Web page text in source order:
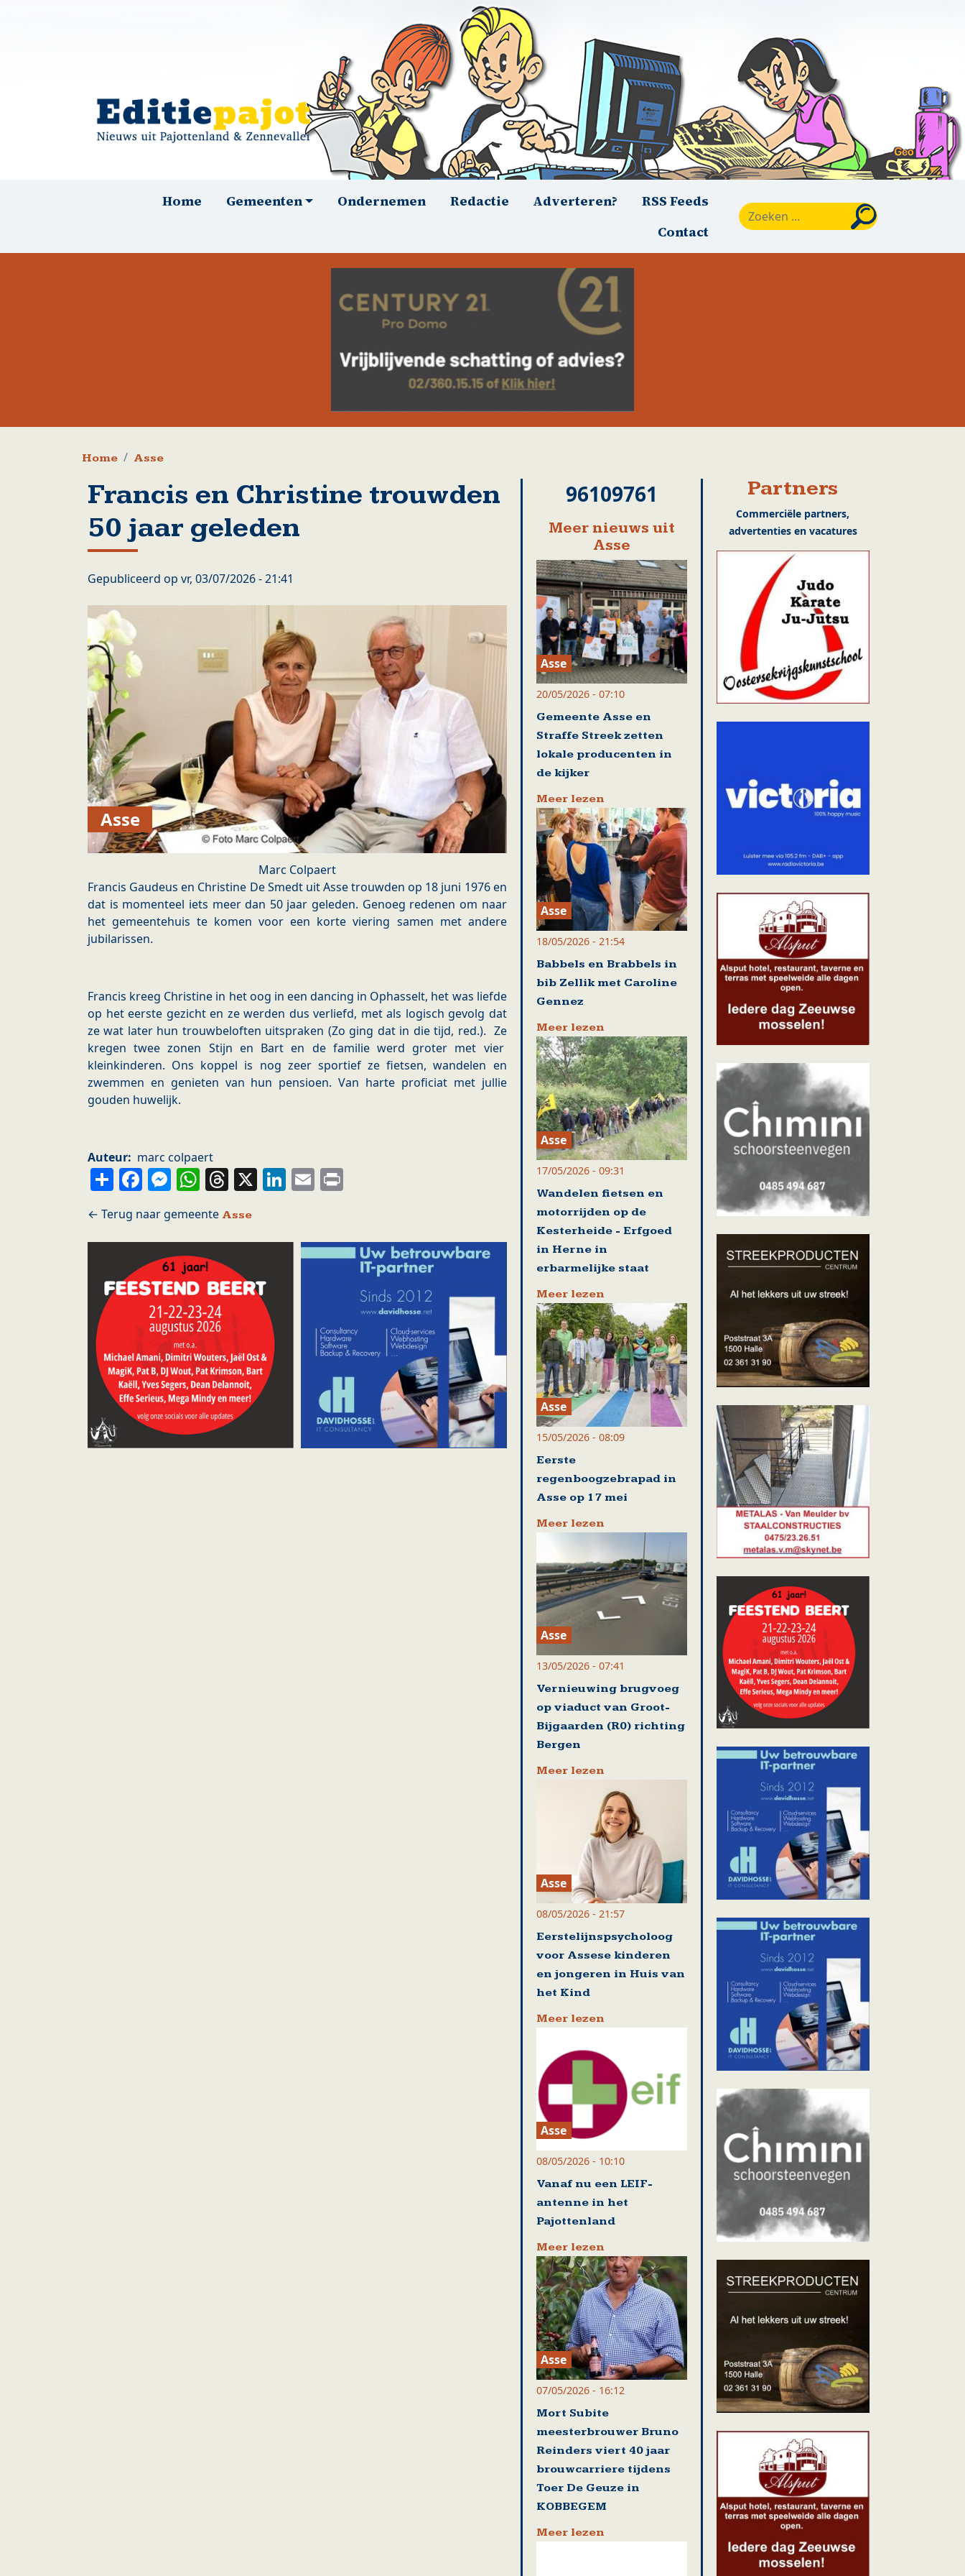
HoofdnavigatieHome Gemeenten Ondernemen Redactie Adverteren?
RSS Feeds
Contact
Kruimelpad
Home Asse
Francis en Christine trouwden
50 jaar geleden
Gepubliceerd op vr, 03/07/2026 - 21:41
Asse
Marc Colpaert
Francis Gaudeus en Christine De Smedt uit Asse trouwden op 18 juni 1976 en
dat is momenteel iets meer dan 50 jaar geleden. Genoeg redenen om naar
het gemeentehuis te komen voor een korte viering samen met andere
jubilarissen.
Francis kreeg Christine in het oog in een dancing in Ophasselt, het was liefde
op het eerste gezicht en ze werden dus verliefd, met als logisch gevolg dat
ze wat later hun trouwbeloften uitspraken (Zo ging dat in die tijd, red.). Ze
kregen twee zonen Stijn en Bart en de familie werd groter met vier
kleinkinderen. Ons koppel is nog zeer sportief ze fietsen, wandelen en
zwemmen en genieten van hun pensioen. Van harte proficiat met jullie
gouden huwelijk.
Auteur marc colpaert
ShareFacebook
Messenger
WhatsApp
Threads
X LinkedIn
Email
Asse
96109761
Meer nieuws uit
Asse
Asse
20/05/2026 - 07:10
Gemeente Asse en
Straffe Streek zetten
lokale producenten in
de kijker
Meer lezen
Asse
18/05/2026 - 21:54
Babbels en Brabbels in
bib Zellik met Caroline
Gennez
Meer lezen
Asse
17/05/2026 - 09:31
Wandelen fietsen en
motorrijden op de
Kesterheide - Erfgoed
in Herne in
erbarmelijke staat
Meer lezen
Asse
15/05/2026 - 08:09
Eerste
regenboogzebrapad in
Asse op 17 mei
Meer lezen
Asse
13/05/2026 - 07:41
Vernieuwing brugvoeg
op viaduct van Groot-
Bijgaarden (R0) richting
Bergen
Meer lezen
Asse
08/05/2026 - 21:57
Eerstelijnspsycholoog
voor Assese kinderen
en jongeren in Huis van
het Kind
Meer lezen
Asse
08/05/2026 - 10:10
Vanaf nu een LEIF-
antenne in het
Pajottenland
Meer lezen
Asse
07/05/2026 - 16:12
Mort Subite
meesterbrouwer Bruno
Reinders viert 40 jaar
brouwcarriere tijdens
Toer De Geuze in
KOBBEGEM
Meer lezen
Partners
Commerciële partners,
advertenties en vacatures